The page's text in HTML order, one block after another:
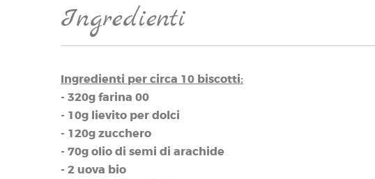
Ingredienti
Ingredienti per circa 10 biscotti:
- 320g farina 00
- 10g lievito per dolci
- 120g zucchero
- 70g olio di semi di arachide
- 2 uova bio